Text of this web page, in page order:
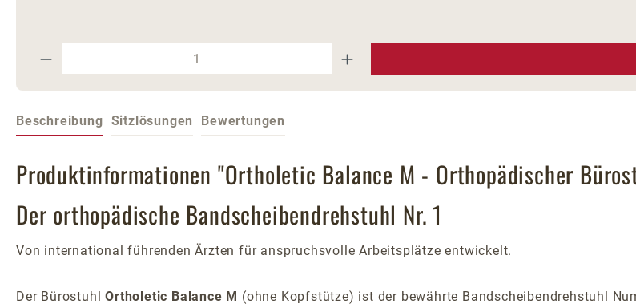
Produkt Anzahl: Gib den gewünschten Wert ein oder benutze
Beschreibung Sitzlösungen Bewertungen
Produktinformationen "Ortholetic Balance M - Orthopädischer
Der orthopädische Bandscheibendrehstuhl Nr. 1
Von international führenden Ärzten für anspruchsvolle Arbeitsplätze entwickelt.
Der BürostuhlOrtholetic Balance M (ohne Kopfstütze) ist der bewährte Bandscheibendrehstuhl